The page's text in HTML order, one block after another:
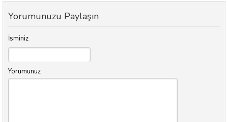
Yorumunuzu Paylaşın
İsminiz
Yorumunuz